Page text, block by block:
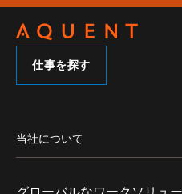
仕事を探す
当社について